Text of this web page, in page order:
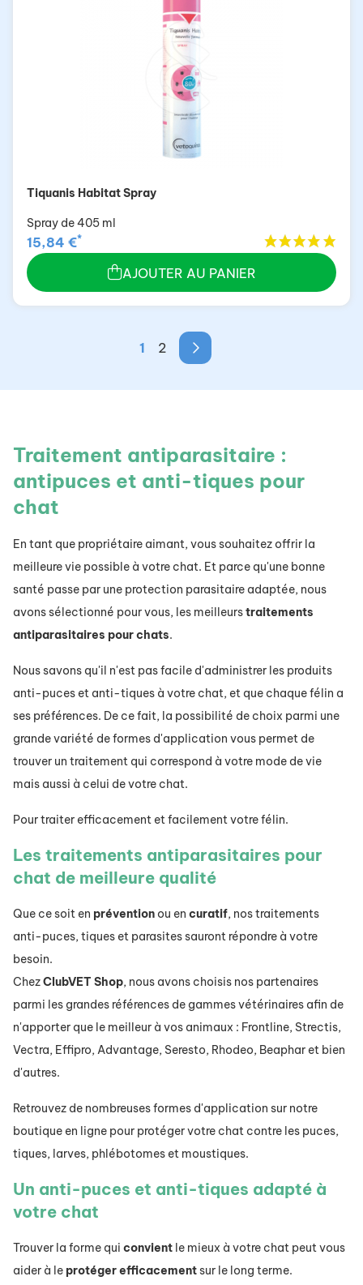
Traitement antiparasitaire :
antipuces et anti-tiques pour
chat
En tant que propriétaire aimant, vous souhaitez offrir la
meilleure vie possible à votre chat. Et parce qu'une bonne
santé passe par une protection parasitaire adaptée, nous
avons sélectionné pour vous, les meilleurstraitements
antiparasitaires pour chats.
Nous savons qu'il n'est pas facile d'administrer les produits
anti-puces et anti-tiques à votre chat, et que chaque félin a
ses préférences. De ce fait, la possibilité de choix parmi une
grande variété de formes d'application vous permet de
trouver un traitement qui correspond à votre mode de vie
mais aussi à celui de votre chat.
Pour traiter efficacement et facilement votre félin.
Les traitements antiparasitaires pour
chat de meilleure qualité
Que ce soit en prévention ou en curatif, nos traitements
anti-puces, tiques et parasites sauront répondre à votre
besoin.
ChezClubVET Shop, nous avons choisis nos partenaires
parmi les grandes références de gammes vétérinaires afin de
n'apporter que le meilleur à vos animaux : Frontline, Strectis,
Vectra, Effipro, Advantage, Seresto, Rhodeo, Beaphar et bien
d'autres.
Retrouvez de nombreuses formes d'application sur notre
boutique en ligne pour protéger votre chat contre les puces,
tiques, larves, phlébotomes et moustiques.
Un anti-puces et anti-tiques adapté à
votre chat
Trouver la forme qui convient le mieux à votre chat peut vous
aider à le protégerefficacementsur le long terme.
Tiquanis Habitat Spray
Spray de 405 ml
15,84 €*
AJOUTER AU PANIER
1 2